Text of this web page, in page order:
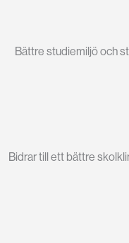
Bättre studiemiljö och
Bidrar till ett bättre